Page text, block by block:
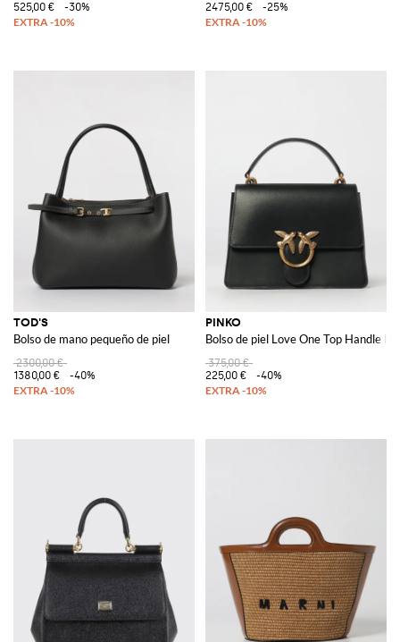
525,00 €
-30%
2475,00 €
-25%
TOD'S
Bolso de mano pequeño de piel
2300,00 €
1380,00 €
-40%
PINKO
Bolso de piel Love One Top Handle
375,00 €
225,00 €
-40%